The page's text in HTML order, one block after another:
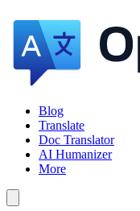
Blog
Translate
Doc Translator
AI Humanizer
More